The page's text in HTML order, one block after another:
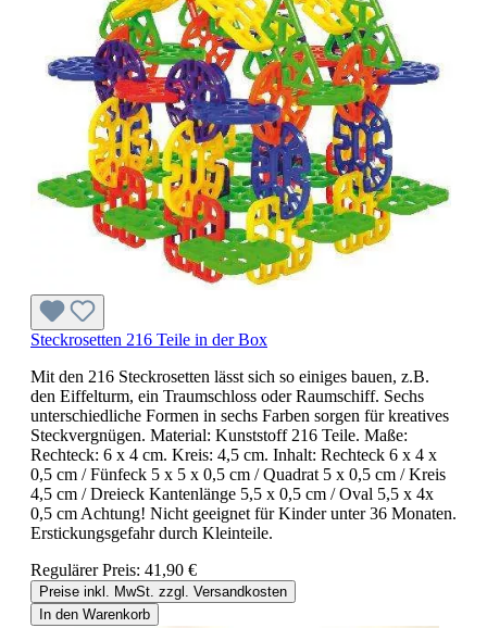
Steckrosetten 216 Teile in der Box
Mit den 216 Steckrosetten lässt sich so einiges bauen, z.B.
den Eiffelturm, ein Traumschloss oder Raumschiff. Sechs
unterschiedliche Formen in sechs Farben sorgen für kreatives
Steckvergnügen. Material: Kunststoff 216 Teile. Maße:
Rechteck: 6 x 4 cm. Kreis: 4,5 cm. Inhalt: Rechteck 6 x 4 x
0,5 cm / Fünfeck 5 x 5 x 0,5 cm / Quadrat 5 x 0,5 cm / Kreis
4,5 cm / Dreieck Kantenlänge 5,5 x 0,5 cm / Oval 5,5 x 4x
0,5 cm Achtung! Nicht geeignet für Kinder unter 36 Monaten.
Erstickungsgefahr durch Kleinteile.
Regulärer Preis: 41,90 €
Preise inkl. MwSt. zzgl. Versandkosten
In den Warenkorb